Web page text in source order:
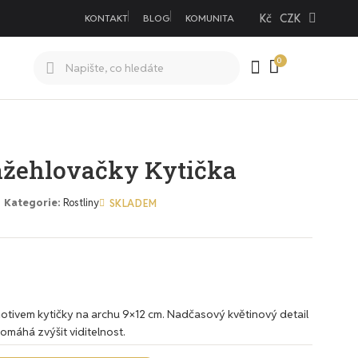
KONTAKT BLOG KOMUNITA Kč CZK
Kytička
Kategorie Rostliny SKLADEM
kytičky na archu 9×12 cm. Nadčasový květinový detail
zvýšit viditelnost.